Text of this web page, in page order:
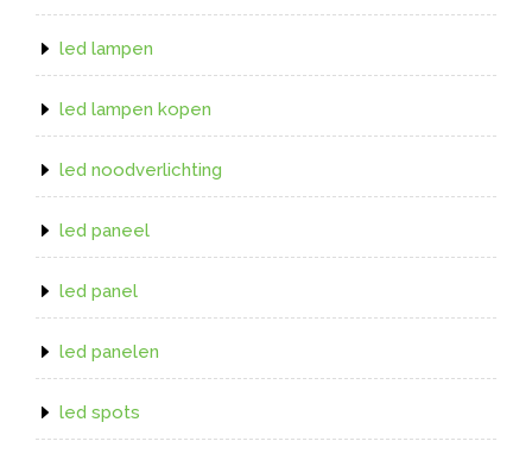
led lampen
led lampen kopen
led noodverlichting
led paneel
led panel
led panelen
led spots